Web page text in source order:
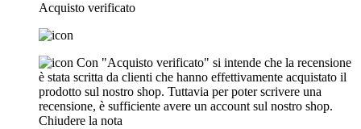
Acquisto verificato
Con "Acquisto verificato" si intende che la recensione
è stata scritta da clienti che hanno effettivamente acquistato il
prodotto sul nostro shop. Tuttavia per poter scrivere una
recensione, è sufficiente avere un account sul nostro shop.
Chiudere la nota